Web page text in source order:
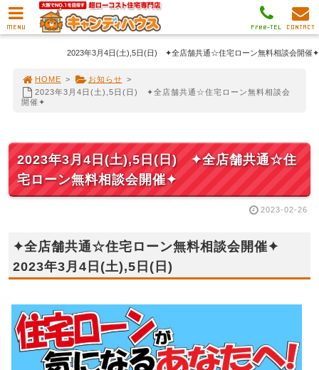
2023年3月4日(土),5日(日) ✦全店舗共通☆住宅ローン無料相談会開催✦
HOME > お知らせ >
2023年3月4日(土),5日(日) ✦全店舗共通☆住宅ローン無料相談会
開催✦
2023年3月4日(土),5日(日) ✦全店舗共通☆住
宅ローン無料相談会開催✦
2023-02-26
✦全店舗共通☆住宅ローン無料相談会開催✦
2023年3月4日(土),5日(日)
MENU CONTACT
Free-TEL